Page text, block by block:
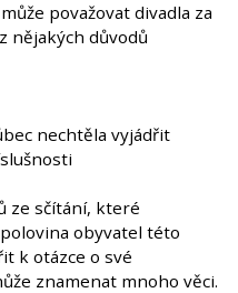
považovat divadla za
nějakých důvodů
nechtěla vyjádřit
ze sčítání, které
obyvatel této
k otázce o své
znamenat mnoho věci.